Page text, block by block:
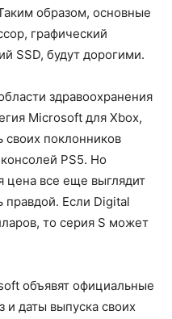
образом, основные
графический
SSD, будут дорогими.
здравоохранения
Microsoft для Xbox,
своих поклонников
PS5. Но
цена все еще выглядит
Если Digital
то серия S может
объявят официальные
и даты выпуска своих